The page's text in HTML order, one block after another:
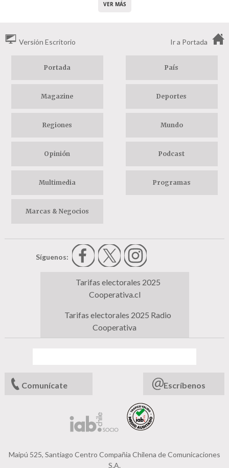
VER MÁS
Versión Escritorio Ir a Portada
Portada País
Magazine Deportes
Regiones Mundo
Opinión Podcast
Multimedia Programas
Marcas & Negocios
Síguenos:
Tarifas electorales 2025
Cooperativa.cl
Tarifas electorales 2025 Radio
Cooperativa
Comunícate Escríbenos
Maipú 525, Santiago Centro Compañia Chilena de Comunicaciones
S.A.